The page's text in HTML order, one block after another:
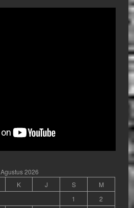
Agustus 2026
K J S
M
1
2